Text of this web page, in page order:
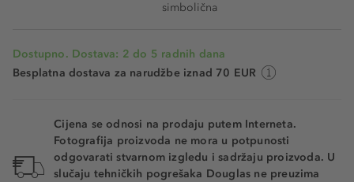
simbolična
Dostupno. Dostava: 2 do 5 radnih dana
Besplatna dostava za narudžbe iznad 70 EUR
Cijena se odnosi na prodaju putem Interneta.
Fotografija proizvoda ne mora u potpunosti
odgovarati stvarnom izgledu i sadržaju proizvoda. U
slučaju tehničkih pogrešaka Douglas ne preuzima